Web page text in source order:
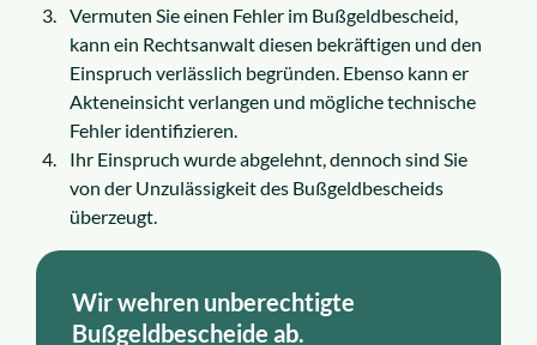
Vermuten Sie einen Fehler im Bußgeldbescheid,
kann ein Rechtsanwalt diesen bekräftigen und den
Einspruch verlässlich begründen. Ebenso kann er
Akteneinsicht verlangen und mögliche technische
Fehler identifizieren.
Ihr Einspruch wurde abgelehnt, dennoch sind Sie
von der Unzulässigkeit des Bußgeldbescheids
überzeugt.
Wir wehren unberechtigte
Bußgeldbescheide ab.